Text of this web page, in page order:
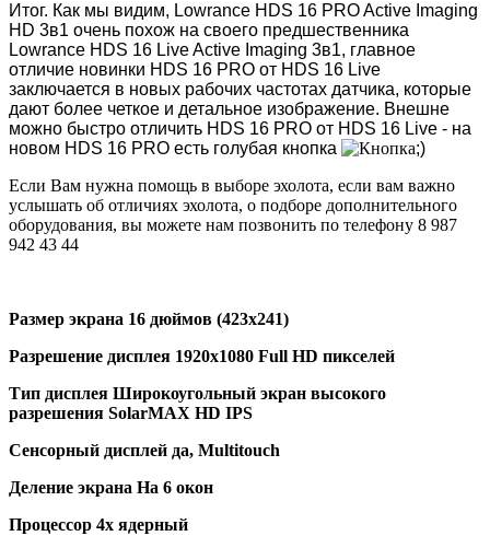
Итог. Как мы видим, Lowrance HDS 16 PRO Active Imaging
HD 3в1 очень похож на своего предшественника
Lowrance HDS 16 Live Active Imaging 3в1, главное
отличие новинки HDS 16 PRO от HDS 16 Live
заключается в новых рабочих частотах датчика, которые
дают более четкое и детальное изображение. Внешне
можно быстро отличить HDS 16 PRO от HDS 16 Live - на
новом HDS 16 PRO есть голубая кнопка
;)
Если Вам нужна помощь в выборе эхолота, если вам важно
услышать об отличиях эхолота, о подборе дополнительного
оборудования, вы можете нам позвонить по телефону 8 987
942 43 44
Размер экрана 16 дюймов (423х241)
Разрешение дисплея 1920х1080 Full HD пикселей
Тип дисплея Широкоугольный экран высокого
разрешения SolarMAX HD IPS
Сенсорный дисплей да, Multitouch
Деление экрана На 6 окон
Процессор 4х ядерный